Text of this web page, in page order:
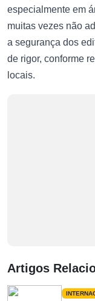
especialmente em
muitas vezes não
a segurança dos
de rigor, conforme
locais.
Artigos